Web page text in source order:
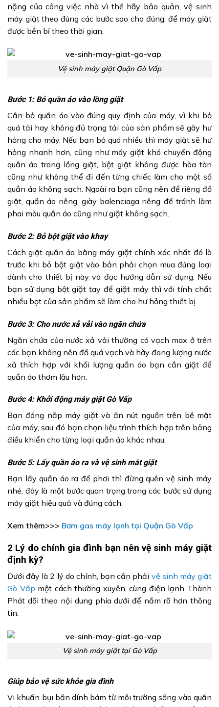
nặng của công việc nhà vì thế hãy bảo quản, vệ sinh
máy giặt theo đúng các bước sao cho đúng, để máy giặt
được bền bỉ theo thời gian.
Vệ sinh máy giặt Quận Gò Vấp
Bước 1: Bỏ quần áo vào lồng giặt
Cần bỏ quần áo vào đúng quy định của máy, vì khi bỏ
quá tải hay không đủ trọng tải của sản phẩm sẽ gây hư
hỏng cho máy. Nếu bạn bỏ quá nhiều thì máy giặt sẽ hư
hỏng nhanh hơn, cũng như máy giặt khó chuyển động
quần áo trong lồng giặt, bột giặt không được hòa tàn
cũng như không thể đi đến từng chiếc làm cho một số
quần áo không sạch. Ngoài ra bạn cũng nên để riêng đồ
giặt, quần áo riêng, giày balenciaga riêng để tránh làm
phai màu quần áo cũng như giặt không sạch.
Bước 2: Bỏ bột giặt vào khay
Cách giặt quần áo bằng máy giặt chính xác nhất đó là
trước khi bỏ bột giặt vào bản phải chọn mua đúng loại
dành cho thiết bị này và đọc hướng dẫn sử dụng. Nếu
bạn sử dụng bột giặt tay để giặt máy thì với tính chất
nhiều bọt của sản phẩm sẽ làm cho hư hỏng thiết bị.
Bước 3: Cho nước xả vải vào ngăn chứa
Ngăn chứa của nước xả vải thường có vạch max ở trên
các bạn không nên đổ quá vạch và hãy đong lượng nước
xả thích hợp với khối lượng quần áo bạn cần giặt để
quần áo thơm lâu hơn.
Bước 4: Khởi động máy giặt Gò Vấp
Bạn đóng nắp máy giặt và ấn nút nguồn trên bề mặt
của máy, sau đó bạn chọn liệu trình thích hợp trên bảng
điều khiển cho từng loại quần áo khác nhau.
Bước 5: Lấy quần áo ra và vệ sinh mắt giặt
Bạn lấy quần áo ra để phơi thì đừng quên vệ sinh máy
nhé, đây là một bước quan trọng trong các bước sử dụng
máy giặt hiệu quả và đúng cách.
Xem thêm>>> Bơm gas máy lạnh tại Quận Gò Vấp
2 Lý do chính gia đình bạn nên vệ sinh máy giặt
định kỳ?
Dưới đây là 2 lý do chính, bạn cần phải vệ sinh máy giặt
Gò Vấp một cách thường xuyên, cùng điện lạnh Thành
Phát dõi theo nội dung phía dưới để nắm rõ hơn thông
tin:
Vệ sinh máy giặt tại Gò Vấp
Giúp bảo vệ sức khỏe gia đình
Vi khuẩn bụi bẩn dính bám từ môi trường sống vào quần